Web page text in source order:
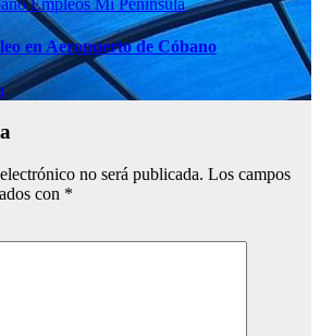
Empleos Mi Península
en Aeropuerto de Cóbano
no será publicada. Los campos
con *